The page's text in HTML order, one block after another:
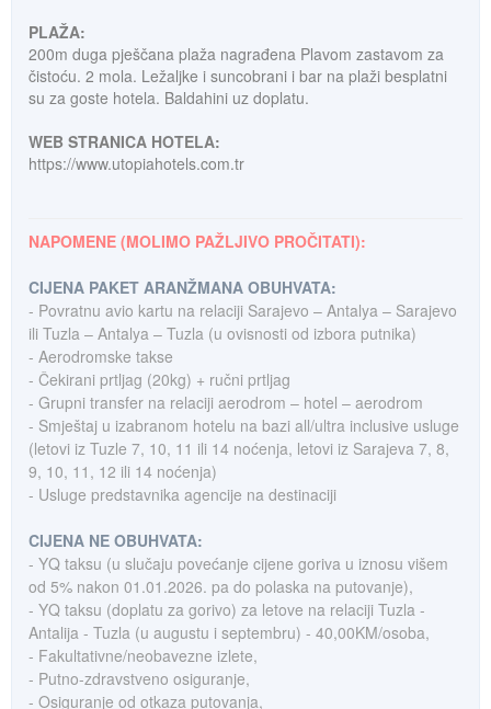
PLAŽA:
200m duga pješčana plaža nagrađena Plavom zastavom za
čistoću. 2 mola. Ležaljke i suncobrani i bar na plaži besplatni
su za goste hotela. Baldahini uz doplatu.
WEB STRANICA HOTELA:
https://www.utopiahotels.com.tr
NAPOMENE (MOLIMO PAŽLJIVO PROČITATI):
CIJENA PAKET ARANŽMANA OBUHVATA:
- Povratnu avio kartu na relaciji Sarajevo – Antalya – Sarajevo
ili Tuzla – Antalya – Tuzla (u ovisnosti od izbora putnika)
- Aerodromske takse
- Čekirani prtljag (20kg) + ručni prtljag
- Grupni transfer na relaciji aerodrom – hotel – aerodrom
- Smještaj u izabranom hotelu na bazi all/ultra inclusive usluge
(letovi iz Tuzle 7, 10, 11 ili 14 noćenja, letovi iz Sarajeva 7, 8,
9, 10, 11, 12 ili 14 noćenja)
- Usluge predstavnika agencije na destinaciji
CIJENA NE OBUHVATA:
- YQ taksu (u slučaju povećanje cijene goriva u iznosu višem
od 5% nakon 01.01.2026. pa do polaska na putovanje),
- YQ taksu (doplatu za gorivo) za letove na relaciji Tuzla -
Antalija - Tuzla (u augustu i septembru) - 40,00KM/osoba,
- Fakultativne/neobavezne izlete,
- Putno-zdravstveno osiguranje,
- Osiguranje od otkaza putovanja,